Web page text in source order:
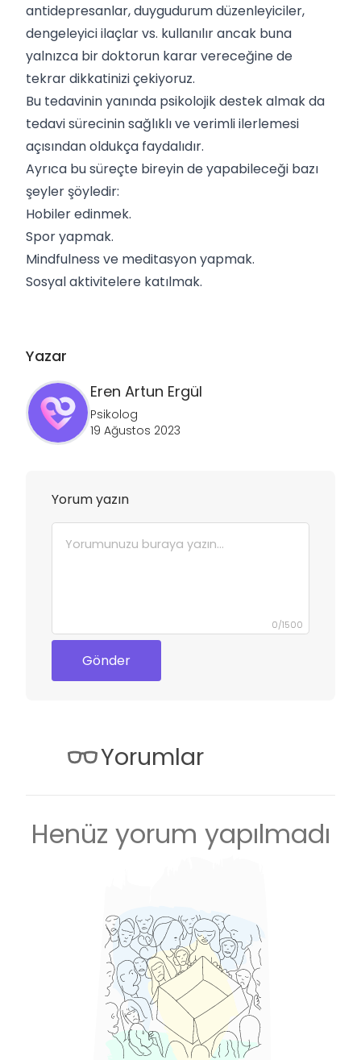
antidepresanlar, duygudurum düzenleyiciler,
dengeleyici ilaçlar vs. kullanılır ancak buna
yalnızca bir doktorun karar vereceğine de
tekrar dikkatinizi çekiyoruz.
Bu tedavinin yanında psikolojik destek almak da
tedavi sürecinin sağlıklı ve verimli ilerlemesi
açısından oldukça faydalıdır.
Ayrıca bu süreçte bireyin de yapabileceği bazı
şeyler şöyledir:
Hobiler edinmek.
Spor yapmak.
Mindfulness ve meditasyon yapmak.
Sosyal aktivitelere katılmak.
Yazar
Eren Artun Ergül
Psikolog
19 Ağustos 2023
Yorum yazın
0/1500
Gönder
Yorumlar
Henüz yorum yapılmadı